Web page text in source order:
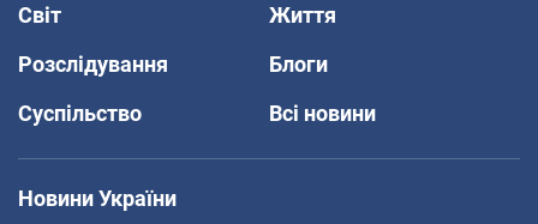
Світ
Життя
Розслідування
Блоги
Суспільство
Всі новини
Новини України